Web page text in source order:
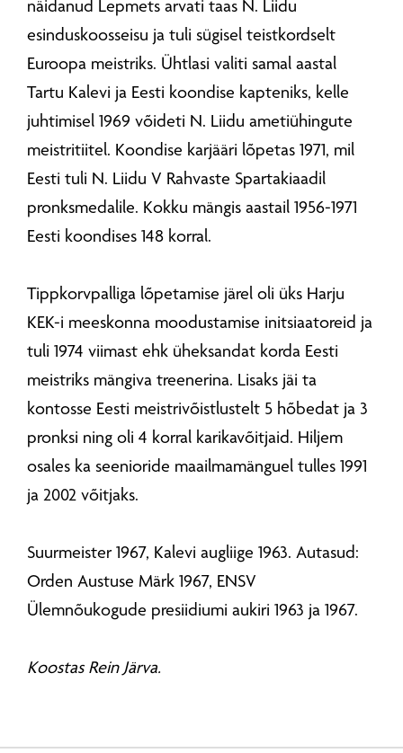
näidanud Lepmets arvati taas N. Liidu
esinduskoosseisu ja tuli sügisel teistkordselt
Euroopa meistriks. Ühtlasi valiti samal aastal
Tartu Kalevi ja Eesti koondise kapteniks, kelle
juhtimisel 1969 võideti N. Liidu ametiühingute
meistritiitel. Koondise karjääri lõpetas 1971, mil
Eesti tuli N. Liidu V Rahvaste Spartakiaadil
pronksmedalile. Kokku mängis aastail 1956-1971
Eesti koondises 148 korral.
Tippkorvpalliga lõpetamise järel oli üks Harju
KEK-i meeskonna moodustamise initsiaatoreid ja
tuli 1974 viimast ehk üheksandat korda Eesti
meistriks mängiva treenerina. Lisaks jäi ta
kontosse Eesti meistrivõistlustelt 5 hõbedat ja 3
pronksi ning oli 4 korral karikavõitjaid. Hiljem
osales ka seenioride maailmamänguel tulles 1991
ja 2002 võitjaks.
Suurmeister 1967, Kalevi augliige 1963. Autasud:
Orden Austuse Märk 1967, ENSV
Ülemnõukogude presiidiumi aukiri 1963 ja 1967.
Koostas Rein Järva.